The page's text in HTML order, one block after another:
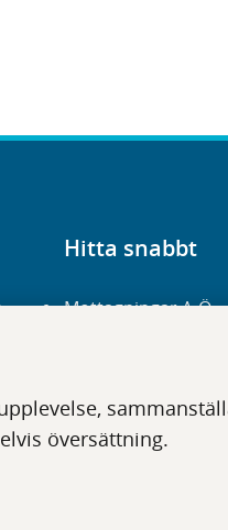
översättning.
Hitta snabbt
Mottagningar A-Ö
Digitala tjänster